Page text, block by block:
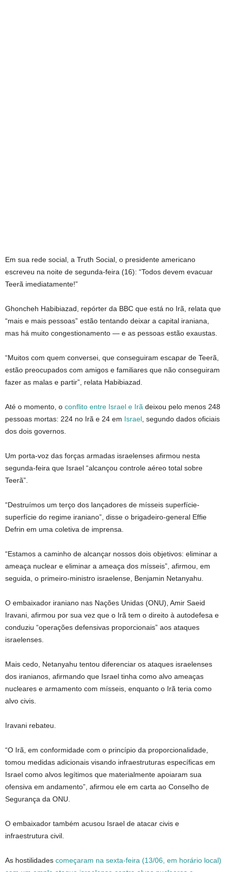
Em sua rede social, a Truth Social, o presidente americano
escreveu na noite de segunda-feira (16): “Todos devem evacuar
Teerã imediatamente!”
Ghoncheh Habibiazad, repórter da BBC que está no Irã, relata que
“mais e mais pessoas” estão tentando deixar a capital iraniana,
mas há muito congestionamento — e as pessoas estão exaustas.
“Muitos com quem conversei, que conseguiram escapar de Teerã,
estão preocupados com amigos e familiares que não conseguiram
fazer as malas e partir”, relata Habibiazad.
Até o momento, o conflito entre Israel e Irã deixou pelo menos 248
pessoas mortas: 224 no Irã e 24 em Israel, segundo dados oficiais
dos dois governos.
Um porta-voz das forças armadas israelenses afirmou nesta
segunda-feira que Israel “alcançou controle aéreo total sobre
Teerã”.
“Destruímos um terço dos lançadores de mísseis superfície-
superfície do regime iraniano”, disse o brigadeiro-general Effie
Defrin em uma coletiva de imprensa.
“Estamos a caminho de alcançar nossos dois objetivos: eliminar a
ameaça nuclear e eliminar a ameaça dos mísseis”, afirmou, em
seguida, o primeiro-ministro israelense, Benjamin Netanyahu.
O embaixador iraniano nas Nações Unidas (ONU), Amir Saeid
Iravani, afirmou por sua vez que o Irã tem o direito à autodefesa e
conduziu “operações defensivas proporcionais” aos ataques
israelenses.
Mais cedo, Netanyahu tentou diferenciar os ataques israelenses
dos iranianos, afirmando que Israel tinha como alvo ameaças
nucleares e armamento com mísseis, enquanto o Irã teria como
alvo civis.
Iravani rebateu.
“O Irã, em conformidade com o princípio da proporcionalidade,
tomou medidas adicionais visando infraestruturas específicas em
Israel como alvos legítimos que materialmente apoiaram sua
ofensiva em andamento”, afirmou ele em carta ao Conselho de
Segurança da ONU.
O embaixador também acusou Israel de atacar civis e
infraestrutura civil.
As hostilidades começaram na sexta-feira (13/06, em horário local)